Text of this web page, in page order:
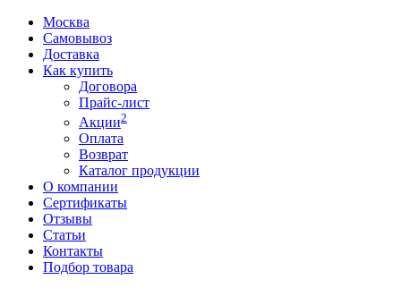
Москва
Самовывоз
Доставка
Как купить
Договора
Прайс-лист
Акции2
Оплата
Возврат
Каталог продукции
О компании
Сертификаты
Отзывы
Статьи
Контакты
Подбор товара